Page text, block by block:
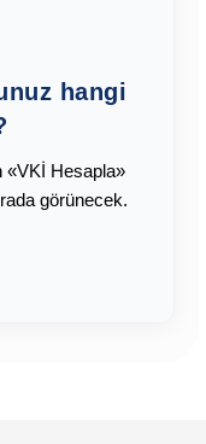
hangi
«VKİ Hesapla»
görünecek.